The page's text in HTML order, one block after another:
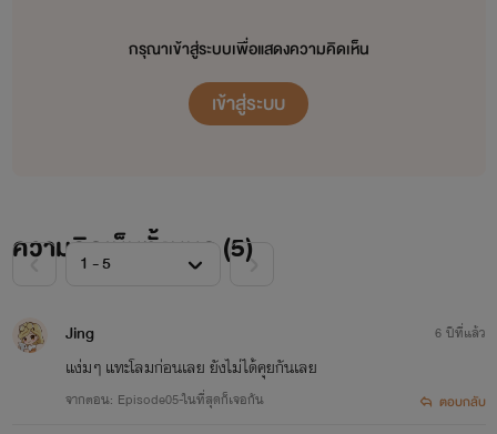
กรุณาเข้าสู่ระบบเพื่อแสดงความคิดเห็น
เข้าสู่ระบบ
ความคิดเห็นทั้งหมด (5)
Jing
แง่มๆ แทะโลมก่อนเลย ยังไม่ได้คุยกันเลย
จากตอน: Episode05-ในที่สุดก็เจอกัน
6 ปีที่แล้ว
ตอบกลับ